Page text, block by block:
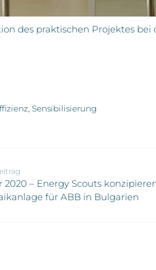
des praktischen Projektes
,Sensibilisierung
2020 – Energy Scouts
für ABB in Bulgarien